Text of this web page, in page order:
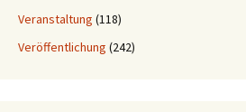
Veranstaltung (118)
Veröffentlichung (242)